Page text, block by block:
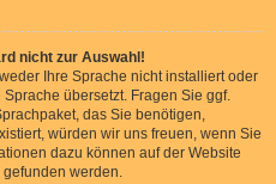
nicht zur Auswahl!
Ihre Sprache nicht installiert oder
übersetzt. Fragen Sie ggf.
das Sie benötigen,
würden wir uns freuen, wenn Sie
dazu können auf der Website
gefunden werden.